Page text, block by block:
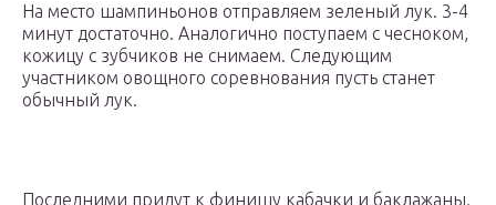
На место шампиньонов отправляем зеленый лук. 3-4
минут достаточно. Аналогично поступаем с чесноком,
кожицу с зубчиков не снимаем. Следующим
участником овощного соревнования пусть станет
обычный лук.
Последними придут к финишу кабачки и баклажаны.